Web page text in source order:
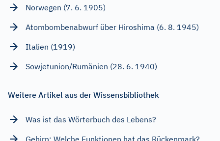
Norwegen (7. 6. 1905)
Atombombenabwurf über Hiroshima (6. 8. 1945)
Italien (1919)
Sowjetunion/Rumänien (28. 6. 1940)
Weitere Artikel aus der Wissensbibliothek
Was ist das Wörterbuch des Lebens?
Gehirn: Welche Funktionen hat das Rückenmark?